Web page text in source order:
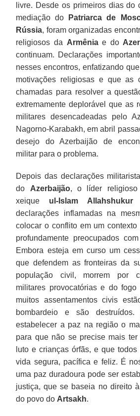
livre. Desde os primeiros dias do
mediação do
Patriarca de
Rússia, foram organizadas
religiosos da Armêniae do
continuam. Declarações
nesses encontros, enfatizando
motivações religiosas e que as
chamadas para resolver a
extremamente deplorável que as
militares desencadeadas pelo
Nagorno-Karabakh, em abril
desejo do Azerbaijão de
militar para o problema.
Depois das declarações
do Azerbaijão, o líder religioso
xeique ul-Islam Allahshukur
declarações inflamadas na
colocar o conflito em um contexto
profundamente preocupados
Embora esteja em curso um
que defendem as fronteiras da
população civil, morrem por
militares provocatórias e do
muitos assentamentos civis
bombardeio e são
estabelecer a paz na região o
para que não se precise mais
luto e crianças órfãs, e que
vida segura, pacífica e feliz. É
uma paz duradoura pode ser
justiça, que se baseia no direito
do povo do Artsakh.